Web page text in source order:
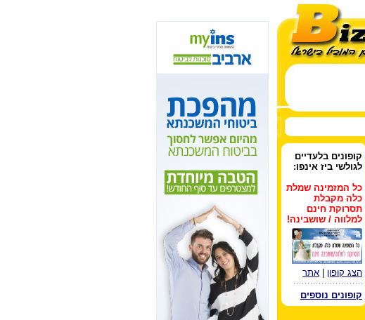
קופונים בלעדיים
לגולשי ביז אינפו:
כל המזמינה שמלת
כלה מקבלת
תסרוקת חינם
למלווה / שושבינה!
הצג קופון אתר
קופונים נוספים